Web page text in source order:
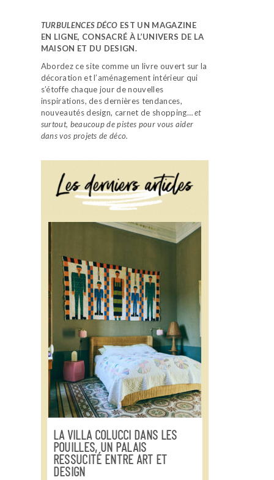
TURBULENCES DÉCO EST UN MAGAZINE
EN LIGNE, CONSACRÉ À L’UNIVERS DE LA
MAISON ET DU DESIGN.
Abordez ce site comme un livre ouvert sur la
décoration et l’aménagement intérieur qui
s’étoffe chaque jour de nouvelles
inspirations, des dernières tendances,
nouveautés design, carnet de shopping…et
surtout, beaucoup de pistes pour vous aider
dans vos projets de déco.
LA VILLA COLUCCI DANS LES
POUILLES, UN PALAIS
RESSUCITÉ ENTRE ART ET
DESIGN